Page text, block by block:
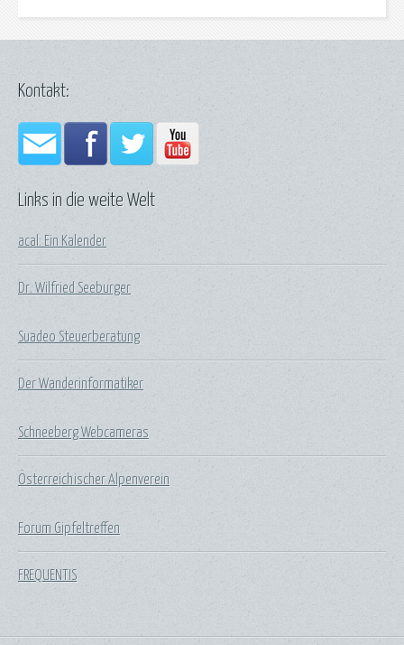
Links in die weite Welt
acal: Ein Kalender
Dr. Wilfried Seeburger
Suadeo Steuerberatung
Der Wanderinformatiker
Schneeberg Webcameras
Österreichischer Alpenverein
Forum Gipfeltreffen
FREQUENTIS
Kontakt: